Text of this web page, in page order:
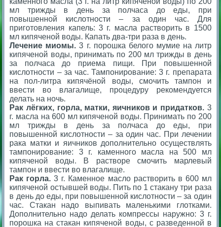
мл трижды в день за полчаса до еды, при
повышенной кислотности – за один час. Для
приготовления капель: 3 г. масла растворить в 1500
мл кипяченой воды. Капать два-три раза в день.
Лечение миомы. 3 г. порошка белого мумие на литр
кипяченой воды, принимать по 200 мл трижды в день
за полчаса до приема пищи. При повышенной
кислотности – за час. Тампонирование: 3 г. препарата
на пол-литра кипячёной воды, смочить тампон и
ввести во влагалище, процедуру рекомендуется
делать на ночь.
Рак лёгких, горла, матки, яичников и придатков.3
г. масла на 600 мл кипяченой воды. Принимать по 200
мл трижды в день за полчаса до еды, при
повышенной кислотности – за один час. При лечении
рака матки и яичников дополнительно осуществлять
тампонирование: 3 г. каменного масла на 500 мл
кипяченой воды. В растворе смочить марлевый
тампон и ввести во влагалище.
Рак горла.3 г. Каменное масло растворить в 600 мл
кипяченой остывшей воды. Пить по 1 стакану три раза
в день до еды, при повышенной кислотности – за один
час. Стакан надо выпивать маленькими глотками.
Дополнительно надо делать компрессы наружно: 3 г.
порошка на стакан кипяченой воды, с разведенной в